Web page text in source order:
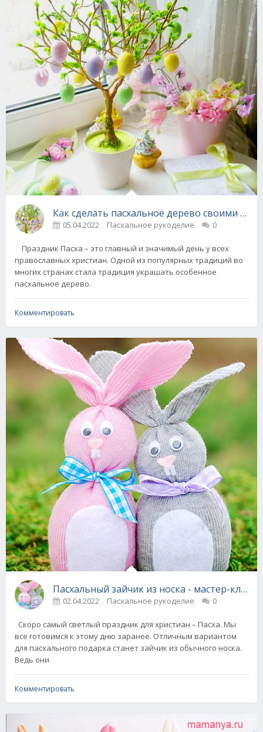
Как сделать пасхальное дерево своими
05.04.2022 Пасхальное рукоделие 0
Праздник Пасха – это главный и значимый день у всех
православных христиан. Одной из популярных традиций во
многих странах стала традиция украшать особенное
пасхальное дерево.
Комментировать
Пасхальный зайчик из носка - мастер-класс
02.04.2022 Пасхальное рукоделие 0
Скоро самый светлый праздник для христиан – Пасха. Мы
все готовимся к этому дню заранее. Отличным вариантом
для пасхального подарка станет зайчик из обычного носка.
Ведь они
Комментировать